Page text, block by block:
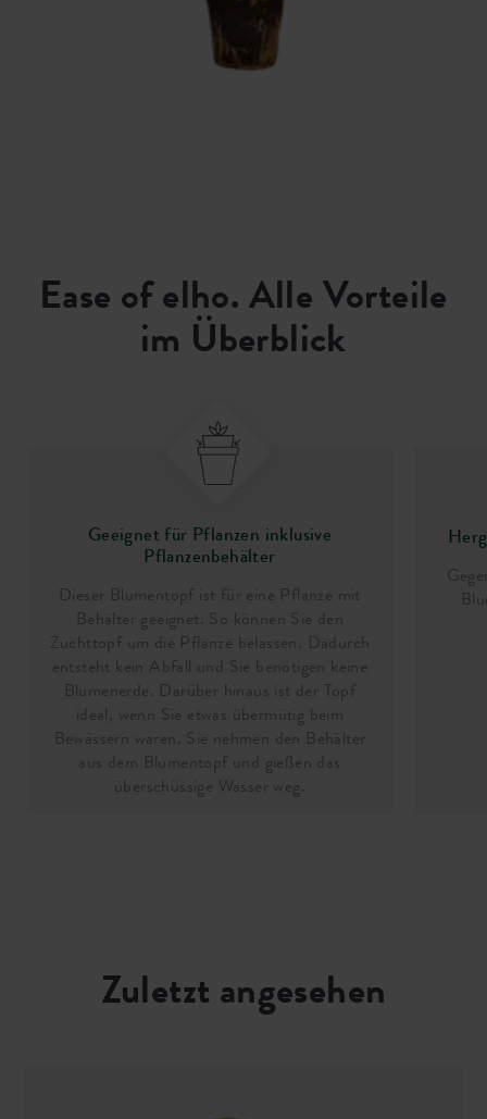
Ease of elho. Alle Vorteile
im Überblick
Geeignet für Pflanzen inklusive
Pflanzenbehälter
Dieser Blumentopf ist für eine Pflanze mit
Behälter geeignet. So können Sie den
Zuchttopf um die Pflanze belassen. Dadurch
entsteht kein Abfall und Sie benötigen keine
Blumenerde. Darüber hinaus ist der Topf
ideal, wenn Sie etwas übermütig beim
Bewässern waren. Sie nehmen den Behälter
aus dem Blumentopf und gießen das
überschüssige Wasser weg.
Zuletzt angesehen